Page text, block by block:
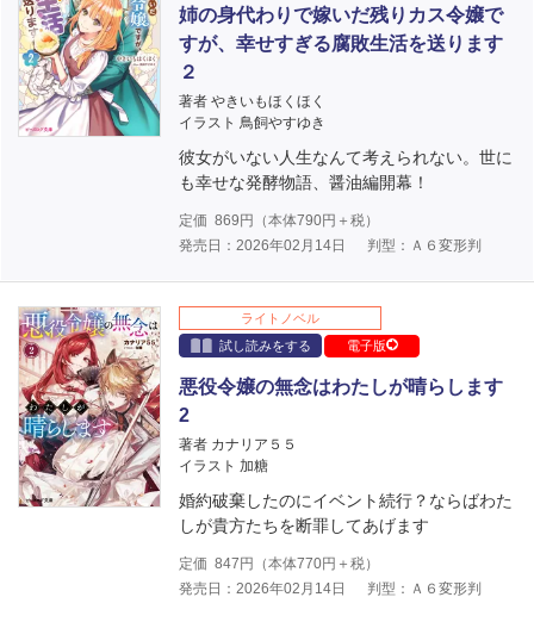
姉の身代わりで嫁いだ残りカス令嬢で
すが、幸せすぎる腐敗生活を送ります
２
著者 やきいもほくほく
イラスト 鳥飼やすゆき
彼女がいない人生なんて考えられない。世に
も幸せな発酵物語、醤油編開幕！
定価 869 円（本体790円＋税）
発売日：2026年02月14日
判型：Ａ６変形判
ライトノベル
試し読みをする
電子版
悪役令嬢の無念はわたしが晴らします
2
著者 カナリア５５
イラスト 加糖
婚約破棄したのにイベント続行？ならばわた
しが貴方たちを断罪してあげます
定価 847 円（本体770円＋税）
発売日：2026年02月14日
判型：Ａ６変形判